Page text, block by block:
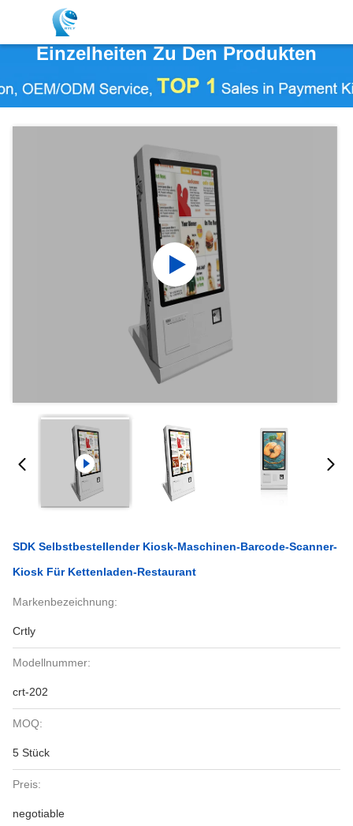
Einzelheiten Zu Den Produkten
SDK Selbstbestellender Kiosk-Maschinen-Barcode-Scanner-
Kiosk Für Kettenladen-Restaurant
Markenbezeichnung:
Crtly
Modellnummer:
crt-202
MOQ:
5 Stück
Preis:
negotiable